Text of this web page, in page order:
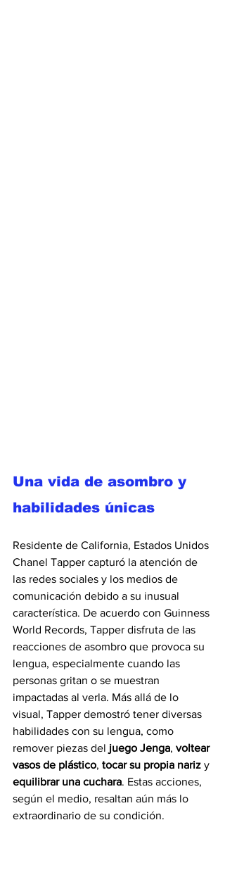
Una vida de asombro y
habilidades únicas
Residente de California, Estados Unidos
Chanel Tapper capturó la atención de
las redes sociales y los medios de
comunicación debido a su inusual
característica. De acuerdo con Guinness
World Records, Tapper disfruta de las
reacciones de asombro que provoca su
lengua, especialmente cuando las
personas gritan o se muestran
impactadas al verla. Más allá de lo
visual, Tapper demostró tener diversas
habilidades con su lengua, como
remover piezas del juego Jenga, voltear
vasos de plástico, tocar su propia nariz y
equilibrar una cuchara. Estas acciones,
según el medio, resaltan aún más lo
extraordinario de su condición.